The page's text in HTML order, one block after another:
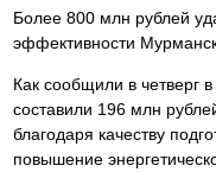
Более 800 млн рублей
эффективности
Как сообщили в четверг
составили 196 млн
благодаря качеству
повышение